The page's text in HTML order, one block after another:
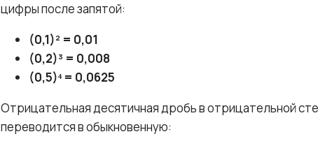
цифры после запятой:
(0,1)² = 0,01
(0,2)³ = 0,008
(0,5)⁴ = 0,0625
Отрицательная десятичная дробь в отрицательной
переводится в обыкновенную: